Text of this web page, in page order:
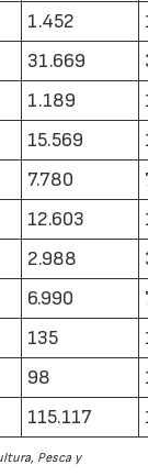
1.452
31.669
1.189
15.569
7.780
12.603
2.988
6.990
135
98
115.117
Pesca y